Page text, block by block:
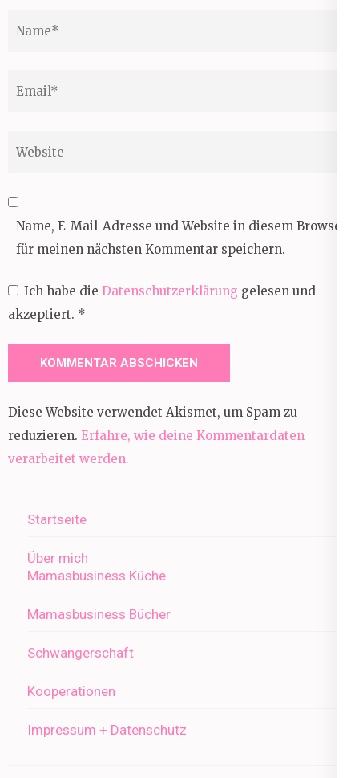
Name, E-Mail-Adresse und Website in diesem Browser
für meinen nächsten Kommentar speichern.
Ich habe die Datenschutzerklärung gelesen und
akzeptiert. *
Diese Website verwendet Akismet, um Spam zu
reduzieren. Erfahre, wie deine Kommentardaten
verarbeitet werden.
Startseite
Über mich
Mamasbusiness Küche
Mamasbusiness Bücher
Schwangerschaft
Kooperationen
Impressum + Datenschutz